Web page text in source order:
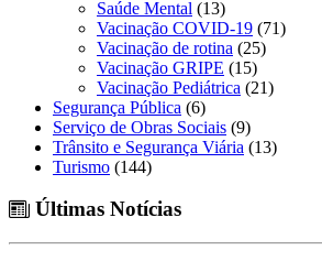
Saúde Mental (13)
Vacinação COVID-19 (71)
Vacinação de rotina (25)
Vacinação GRIPE (15)
Vacinação Pediátrica (21)
Segurança Pública (6)
Serviço de Obras Sociais (9)
Trânsito e Segurança Viária (13)
Turismo (144)
Últimas Notícias